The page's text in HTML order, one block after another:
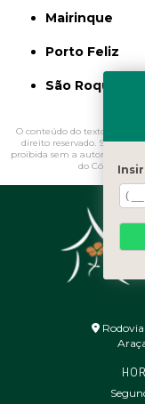
Mairinque
Porto Feliz
São Roque
O conteúdo do texto "
direito reservado. Sua
proibida sem a autorização
do Código
Rodovia